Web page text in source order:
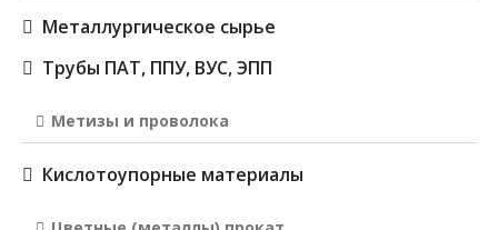
Металлургическое сырье
Трубы ПАТ, ППУ, ВУС, ЭПП
Метизы и проволока
Кислотоупорные материалы